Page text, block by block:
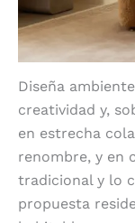
Diseña
creatividad y,
en estrecha
renombre, y en
tradicional y lo
propuesta